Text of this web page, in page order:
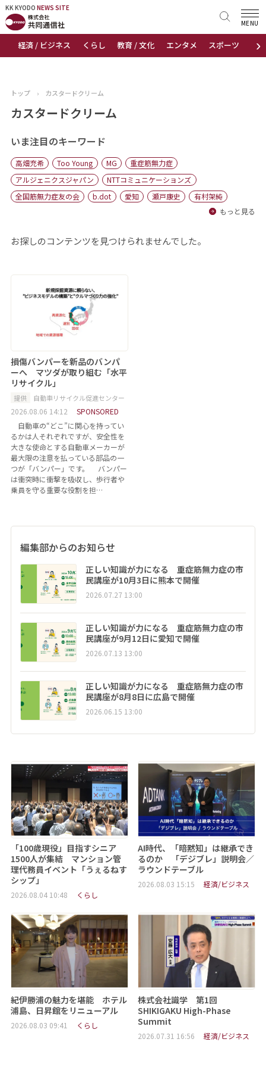
KK KYODO NEWS SITE
›
経済 / ビジネス くらし 教育 / 文化 エンタメ スポーツ 地域
MENU
KK KYODONEWS SITE
トップページ
ニュース
おすすめコンテンツ
出版物
会社概要
トップ › カスタードクリーム
カスタードクリーム
いま注目のキーワード
高畑充希 Too Young MG
重症筋無力症
アルジェニクスジャパン
NTTコミュニケーションズ
全国筋無力症友の会
b.dot 愛知 瀬戸康史
有村架純
もっと見る
お探しのコンテンツを見つけられませんでした。
損傷バンパーを新品のバンパ
ーへ マツダが取り組む「水平
リサイクル」
提供 自動車リサイクル促進センター
2026.08.06 14:12
SPONSORED
自動車の“どこ”に関心を持ってい
るかは人それぞれですが、安全性を
大きな使命とする自動車メーカーが
最大限の注意を払っている部品の一
つが「バンパー」です。 バンパー
は衝突時に衝撃を吸収し、歩行者や
乗員を守る重要な役割を担…
編集部からのお知らせ
正しい知識が力になる 重症筋無力症の市
民講座が10月3日に熊本で開催
2026.07.27 13:00
正しい知識が力になる 重症筋無力症の市
民講座が9月12日に愛知で開催
2026.07.13 13:00
正しい知識が力になる 重症筋無力症の市
民講座が8月8日に広島で開催
2026.06.15 13:00
「100歳現役」目指すシニア
1500人が集結 マンション管
理代務員イベント「うぇるねす
シップ」
2026.08.04 10:48 くらし
AI時代、「暗黙知」は継承でき
るのか 「デジブレ」説明会／
ラウンドテーブル
2026.08.03 15:15 経済/ビジネス
紀伊勝浦の魅力を堪能 ホテル
浦島、日昇館をリニューアル
2026.08.03 09:41 くらし
株式会社識学 第1回
SHIKIGAKU High-Phase
Summit
2026.07.31 16:56 経済/ビジネス